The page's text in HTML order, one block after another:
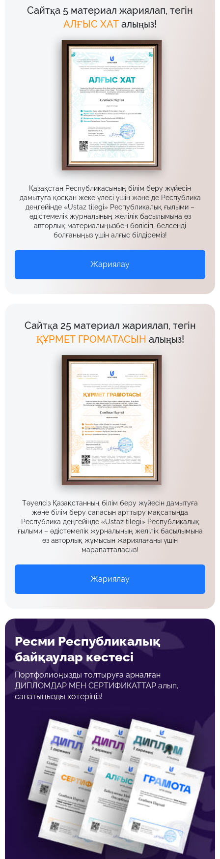
Сайтқа 5 материал жариялап, тегін
АЛҒЫС ХАТ алыңыз!
Қазақстан Республикасының білім беру жүйесін
дамытуға қосқан жеке үлесі үшін және де Республика
деңгейінде «Ustaz tilegi» Республикалық ғылыми –
әдістемелік журналының желілік басылымына өз
авторлық материалыңызбен бөлісіп, белсенді
болғаныңыз үшін алғыс білдіреміз!
Жариялау
Сайтқа 25 материал жариялап, тегін
ҚҰРМЕТ ГРОМАТАСЫН алыңыз!
Тәуелсіз Қазақстанның білім беру жүйесін дамытуға
және білім беру сапасын арттыру мақсатында
Республика деңгейінде «Ustaz tilegi» Республикалық
ғылыми – әдістемелік журналының желілік басылымына
өз авторлық жұмысын жариялағаны үшін
марапатталасыз!
Жариялау
Ресми Республикалық
байқаулар кестесі
Портфолиоңызды толтыруға арналған
ДИПЛОМДАР МЕН СЕРТИФИКАТТАР алып,
санатыңызды көтеріңіз!